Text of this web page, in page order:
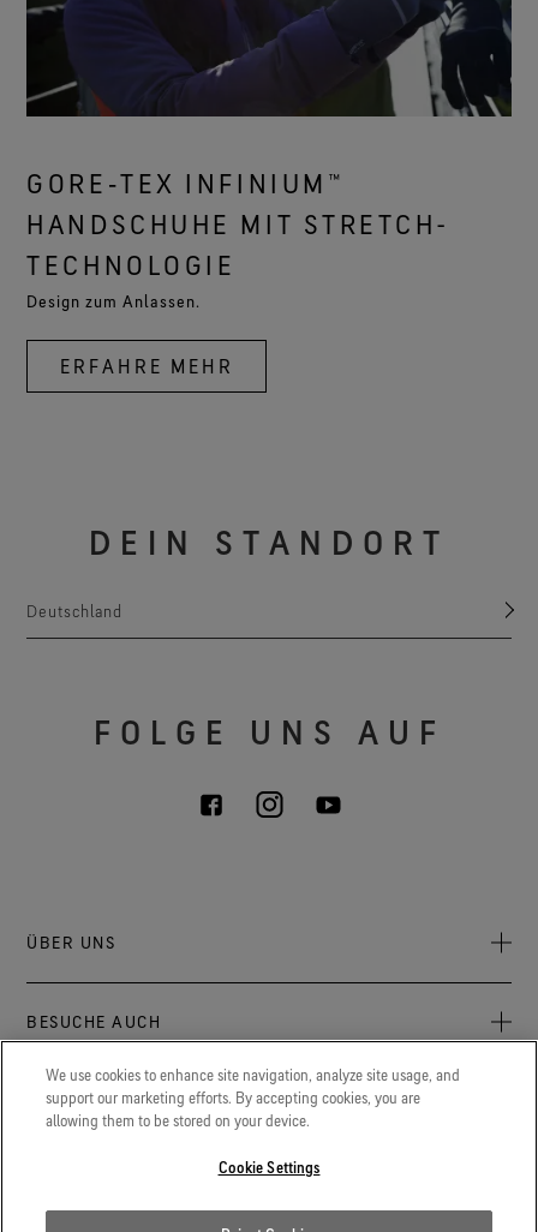
GORE‑TEX INFINIUM™
HANDSCHUHE MIT STRETCH-
TECHNOLOGIE
Design zum Anlassen.
ERFAHRE MEHR
DEIN STANDORT
Deutschland
BESUCHE AUCH
Press Newsroom
Aktuelles zu GORE‑TEX® Produkten, Events und Erlebnissen.
Extremer Schutz für Feuerwehr, Polizei und andere
FOLGE UNS AUF
ÜBER UNS
Verantwortung
Archive: PFC Goal
Karriere
LEGAL
We use cookies to enhance site navigation, analyze site usage, and
support our marketing efforts. By accepting cookies, you are
allowing them to be stored on your device.
Cookie Settings